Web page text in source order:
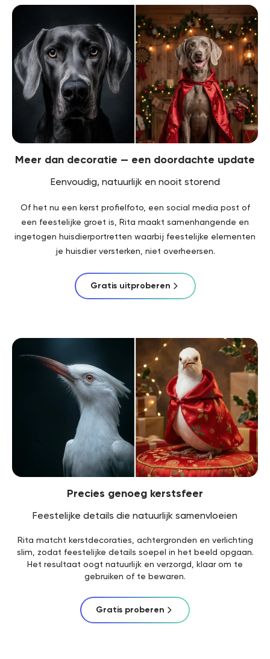
Meer dan decoratie — een doordachte update
Eenvoudig, natuurlijk en nooit storend
Of het nu een kerst profielfoto, een social media post of
een feestelijke groet is, Rita maakt samenhangende en
ingetogen huisdierportretten waarbij feestelijke elementen
je huisdier versterken, niet overheersen.
Gratis uitproberen
Precies genoeg kerstsfeer
Feestelijke details die natuurlijk samenvloeien
Rita matcht kerstdecoraties, achtergronden en verlichting
slim, zodat feestelijke details soepel in het beeld opgaan.
Het resultaat oogt natuurlijk en verzorgd, klaar om te
gebruiken of te bewaren.
Gratis proberen